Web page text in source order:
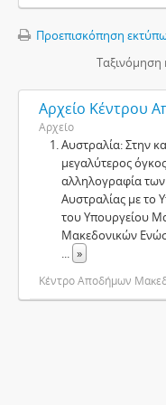
Προεπισκόπηση
Ταξινόμηση
Αρχείο Κέντρου
Αρχείο
Αυστραλία: Στην
μεγαλύτερος
αλληλογραφία
Αυστραλίας με το
του Υπουργείου
Μακεδονικών
... »
Κέντρο Αποδήμων